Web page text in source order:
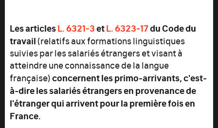
Les articlesL. 6321‑3etL. 6323‑17du Code du
travail(relatifs aux formations linguistiques
suivies par les salariés étrangers et visant à
atteindre une connaissance de la langue
française)concernent les primo-arrivants, c'est-
à-dire les salariés étrangers en provenance de
l'étranger qui arrivent pour la première fois en
France.